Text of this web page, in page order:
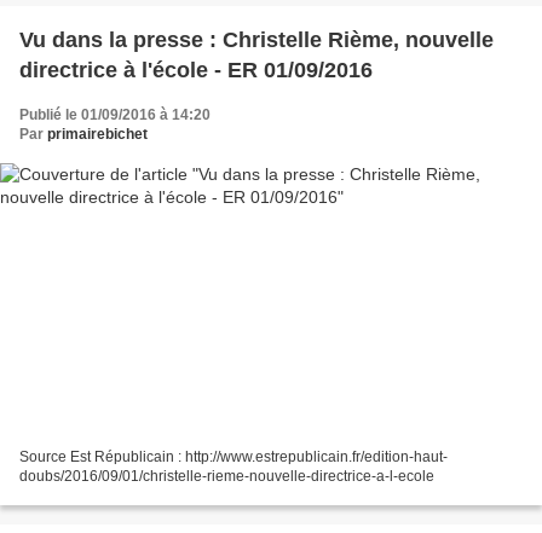
Vu dans la presse : Christelle Rième, nouvelle
directrice à l'école - ER 01/09/2016
Publié le 01/09/2016 à 14:20
Par primairebichet
Source Est Républicain : http://www.estrepublicain.fr/edition-haut-
doubs/2016/09/01/christelle-rieme-nouvelle-directrice-a-l-ecole